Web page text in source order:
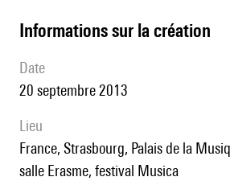
informations sur la création
date
20 septembre 2013
lieu
France, Strasbourg, Palais de la Musique et des Congrès,
salle Erasme, festival Musica